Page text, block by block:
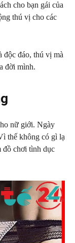
cho bạn gái của
thú vị cho các
độc đáo, thú vị mà
đời mình.
nữ giới. Ngày
thế không có gì lạ
đồ chơi tình dục